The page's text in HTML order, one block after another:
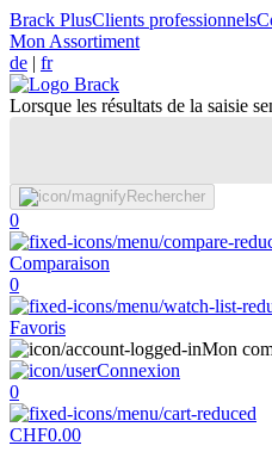
Brack PlusClients professionnels
Mon Assortiment
de | fr
Lorsque les résultats de la saisie
Rechercher
0
Comparaison
0
Favoris
Mon
Connexion
0
CHF0.00